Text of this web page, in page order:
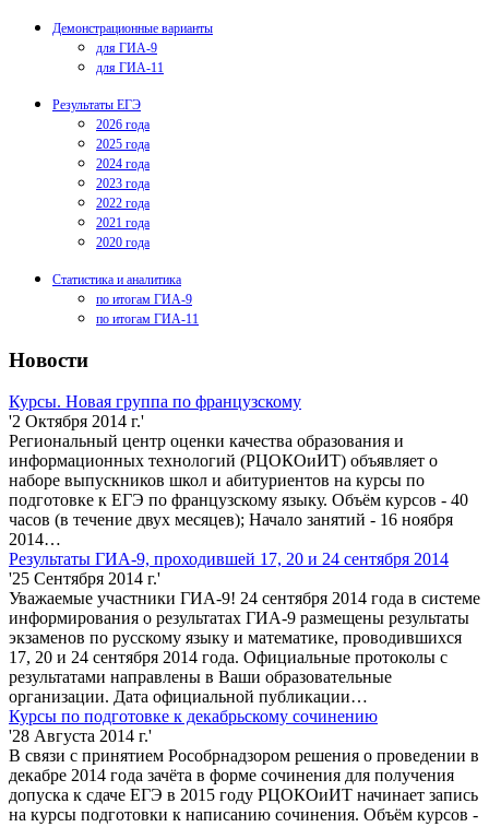
Демонстрационные варианты
для ГИА-9
для ГИА-11
Результаты ЕГЭ
2026 года
2025 года
2024 года
2023 года
2022 года
2021 года
2020 года
Статистика и аналитика
по итогам ГИА-9
по итогам ГИА-11
Новости
Курсы. Новая группа по французскому
'2 Октября 2014 г.'
Региональный центр оценки качества образования и
информационных технологий (РЦОКОиИТ) объявляет о
наборе выпускников школ и абитуриентов на курсы по
подготовке к ЕГЭ по французскому языку. Объём курсов - 40
часов (в течение двух месяцев); Начало занятий - 16 ноября
2014…
Результаты ГИА-9, проходившей 17, 20 и 24 сентября 2014
'25 Сентября 2014 г.'
Уважаемые участники ГИА-9! 24 сентября 2014 года в системе
информирования о результатах ГИА-9 размещены результаты
экзаменов по русскому языку и математике, проводившихся
17, 20 и 24 сентября 2014 года. Официальные протоколы с
результатами направлены в Ваши образовательные
организации. Дата официальной публикации…
Курсы по подготовке к декабрьскому сочинению
'28 Августа 2014 г.'
В связи с принятием Рособрнадзором решения о проведении в
декабре 2014 года зачёта в форме сочинения для получения
допуска к сдаче ЕГЭ в 2015 году РЦОКОиИТ начинает запись
на курсы подготовки к написанию сочинения. Объём курсов -